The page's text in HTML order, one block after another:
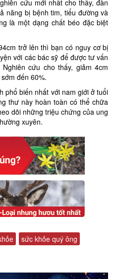
cứu mới nhất cho thấy, đàn
năng bị bệnh tim, tiểu đường và
là một dạng chất béo đặc biệt
trở lên thì bạn có nguy cơ bị
với các bác sỹ để được tư vấn
cứu cho thấy, giảm 4cm
đến 60%.
phổ biến nhất với nam giới ở tuổi
thư này hoàn toàn có thể chữa
dõi những triệu chứng của ung
xuyên.
sức khỏe quý ông